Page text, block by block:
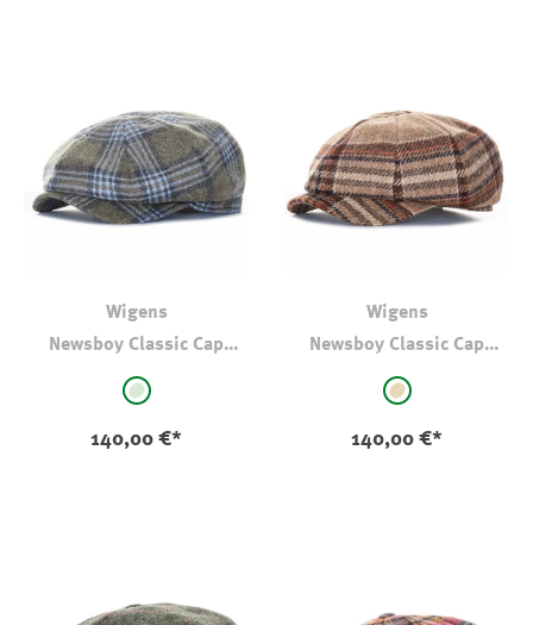
Wigens
Newsboy Classic Cap
auswählen
hellgrün - kariert
140,00 €*
Wigens
Newsboy Classic Cap
auswählen
beige - kariert
140,00 €*